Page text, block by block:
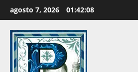
al
contenido
agosto 7, 2026 01:42:09